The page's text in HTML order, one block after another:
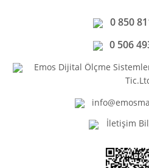
0 850
0 506
Emos Dijital Ölçme
İletişim